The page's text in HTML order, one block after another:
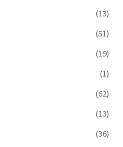
(13)
(51)
(19)
(1)
(62)
(13)
(36)